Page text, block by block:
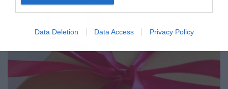
Data Deletion Data Access Privacy Policy